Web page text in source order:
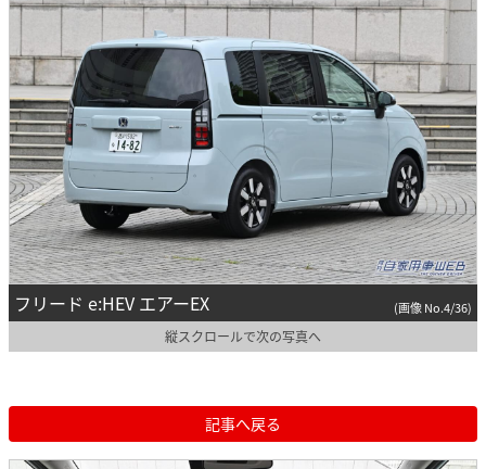
フリード e:HEV エアーEX (画像 No.4/36)
縦スクロールで次の写真へ
記事へ戻る